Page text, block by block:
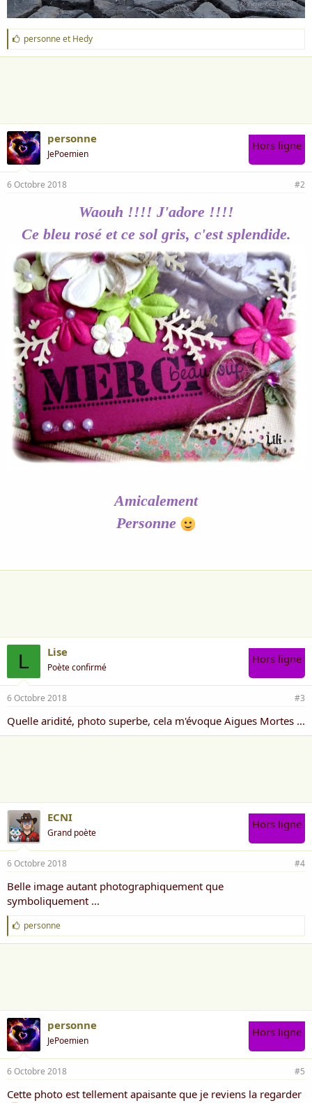
J
'
a
personneet Hedy
personne
JePoemien
Hors ligne
6 Octobre 2018 #2
Waouh !!!! J'adore !!!!
Ce bleu rosé et ce sol gris, c'est splendide.
Amicalement
Personne
L Lise
Poète confirmé
Hors ligne
6 Octobre 2018 #3
Quelle aridité, photo superbe, cela m'évoque Aigues Mortes ...
ECNI
Grand poète
Hors ligne
6 Octobre 2018 #4
Belle image autant photographiquement que
symboliquement ...
J
'
a
personne
personne
JePoemien
Hors ligne
6 Octobre 2018 #5
Cette photo est tellement apaisante que je reviens la regarder